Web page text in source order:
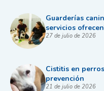
Guarderías
servicios
27 de julio de 2026
Cistitis en
prevención
21 de julio de 2026